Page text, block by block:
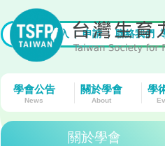
首頁 | 登入 | 申請 | 聯絡我們
學會公告
News
關於學會
About
學
關於學會